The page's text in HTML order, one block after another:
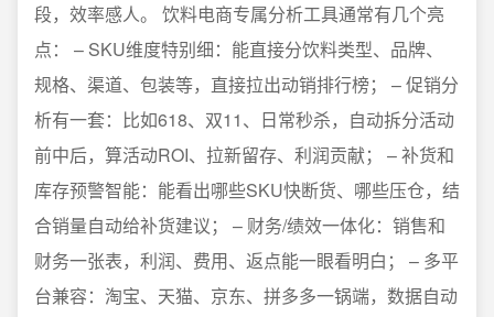
段，效率感人。 饮料电商专属分析工具通常有几个亮
点： – SKU维度特别细：能直接分饮料类型、品牌、
规格、渠道、包装等，直接拉出动销排行榜； – 促销分
析有一套：比如618、双11、日常秒杀，自动拆分活动
前中后，算活动ROI、拉新留存、利润贡献； – 补货和
库存预警智能：能看出哪些SKU快断货、哪些压仓，结
合销量自动给补货建议； – 财务/绩效一体化：销售和
财务一张表，利润、费用、返点能一眼看明白； – 多平
台兼容：淘宝、天猫、京东、拼多多一锅端，数据自动